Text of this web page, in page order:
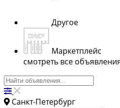
Другое
Маркетплейс
смотреть все
Санкт-Петербург